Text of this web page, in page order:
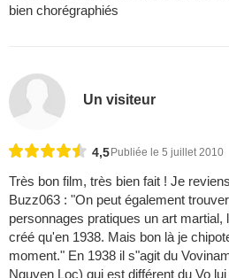
bien chorégraphiés
Un visiteur
4,5 Publiée le 5 juillet 2010
Très bon film, très bien fait ! Je
Buzz063 : "On peut également
personnages pratiques un art martial,
créé qu'en 1938. Mais bon là je
moment." En 1938 il s"agit du
Nguyen Loc) qui est différent du Vo